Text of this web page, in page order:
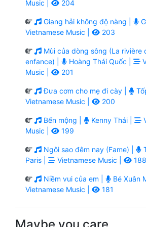
Music |
204
Giang hải không độ nàng |
Vietnamese Music |
203
Mùi của dòng sông (La rivière
enfance) |
Hoàng Thái Quốc |
Music |
201
Đưa cơm cho mẹ đi cày |
Vietnamese Music |
200
Bến mộng | Kenny Thái |
Music |
199
Ngôi sao đêm nay (Fame) |
Paris |
Vietnamese Music | 188
Niềm vui của em |
Bé Xuân
Vietnamese Music |
181
Maybe you care